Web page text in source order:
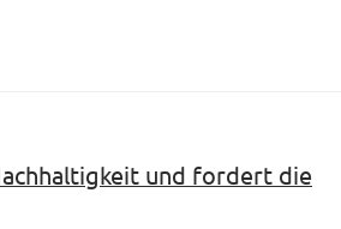
und fordert die